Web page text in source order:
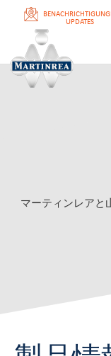
UPDATES
マーティンレアと